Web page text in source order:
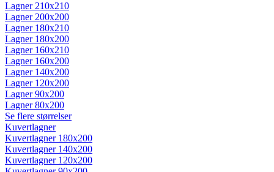
Lagner 210x210
Lagner 200x200
Lagner 180x210
Lagner 180x200
Lagner 160x210
Lagner 160x200
Lagner 140x200
Lagner 120x200
Lagner 90x200
Lagner 80x200
Se flere størrelser
Kuvertlagner
Kuvertlagner 180x200
Kuvertlagner 140x200
Kuvertlagner 120x200